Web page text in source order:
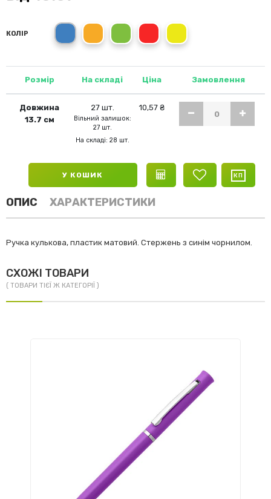
КОЛІР
Синій помаранчевий
зеленийчервонийжовтий
Розмір На складі Ціна Замовлення
Довжина
13.7 см
27 шт.
Вільний залишок:
27 шт.
На складі: 28 шт.
10,57 ₴
У КОШИК
ОПИС ХАРАКТЕРИСТИКИ
Ручка кулькова, пластик матовий. Стержень з синім чорнилом.
СХОЖІ ТОВАРИ
( ТОВАРИ ТІЄЇ Ж КАТЕГОРІЇ )